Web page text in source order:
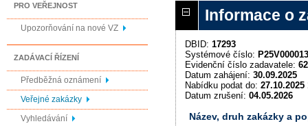
PRO VEŘEJNOST
Upozorňování na nové VZ
ZADÁVACÍ ŘÍZENÍ
Předběžná oznámení
Veřejné zakázky
Vyhledávání
Informace o
DBID: 17293
Systémové číslo:
Evidenční číslo zadavatele:
Datum zahájení: 30.09.2025
Nabídku podat do: 27.10.2025
Datum zrušení: 04.05.2026
Název, druh zakázky a